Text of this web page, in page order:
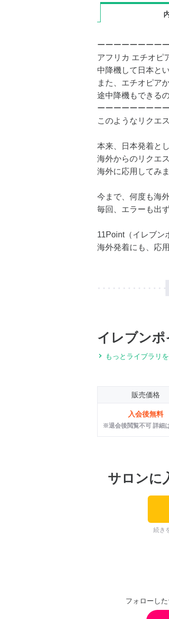
ーーーーーーーー
アフリカ エチオピ
中降機して日本と
また、エチオピア
途中降機もできる
ーーーーーーーー
このようなリクエ
本来、日本発着と
海外からのリクエ
海外に応用してみま
今まで、何度も海
毎回、エラーも出
11Point（イレブン
海外発着にも、応
イレブン
もっとライブラリ
販売価格
入会後無料
※退会後閲覧不可 詳細
サロンに
続き
フォローし